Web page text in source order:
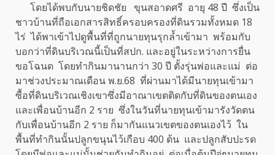
โดยได้พบกับนายชิดชัย ขุนสอาดศรี อายุ 48 ปี ซึ่งเป็น
ชาวบ้านที่ถือเอกสารสิทธิ์ครอบครองที่ดินรวมทั้งหมด 18
ไร่ ได้พาเข้าไปดูพื้นที่ที่ถูกนายทุนรุกล้ำเข้ามา พร้อมกับ
บอกว่าที่ดินบริเวณนี้เป็นที่สปก. และอยู่ในระหว่างการยื่น
ขอโฉนด โดยทำกินมานานกว่า 30 ปี ตั้งรุ่นพ่อและแม่ ต่อ
มาช่วงประมาณเดือน พ.ย.68 ที่ผ่านมาได้มีนายทุนเข้ามา
ซื้อที่ดินบริเวณเชิงเขาซึ่งมีอาณาเขตติดกับที่ดินของตนเอง
และเพื่อนบ้านอีก 2 ราย ซึ่งในวันที่นายทุนเข้ามารังวัดตน
กับเพื่อนบ้านอีก 2 ราย ก็มากันแนวเขตของตนเองไว้ ใน
พื้นที่ทำกินนั้นปลูกขนุนไว้เกือบ 400 ต้น และปลูกสับปะรด